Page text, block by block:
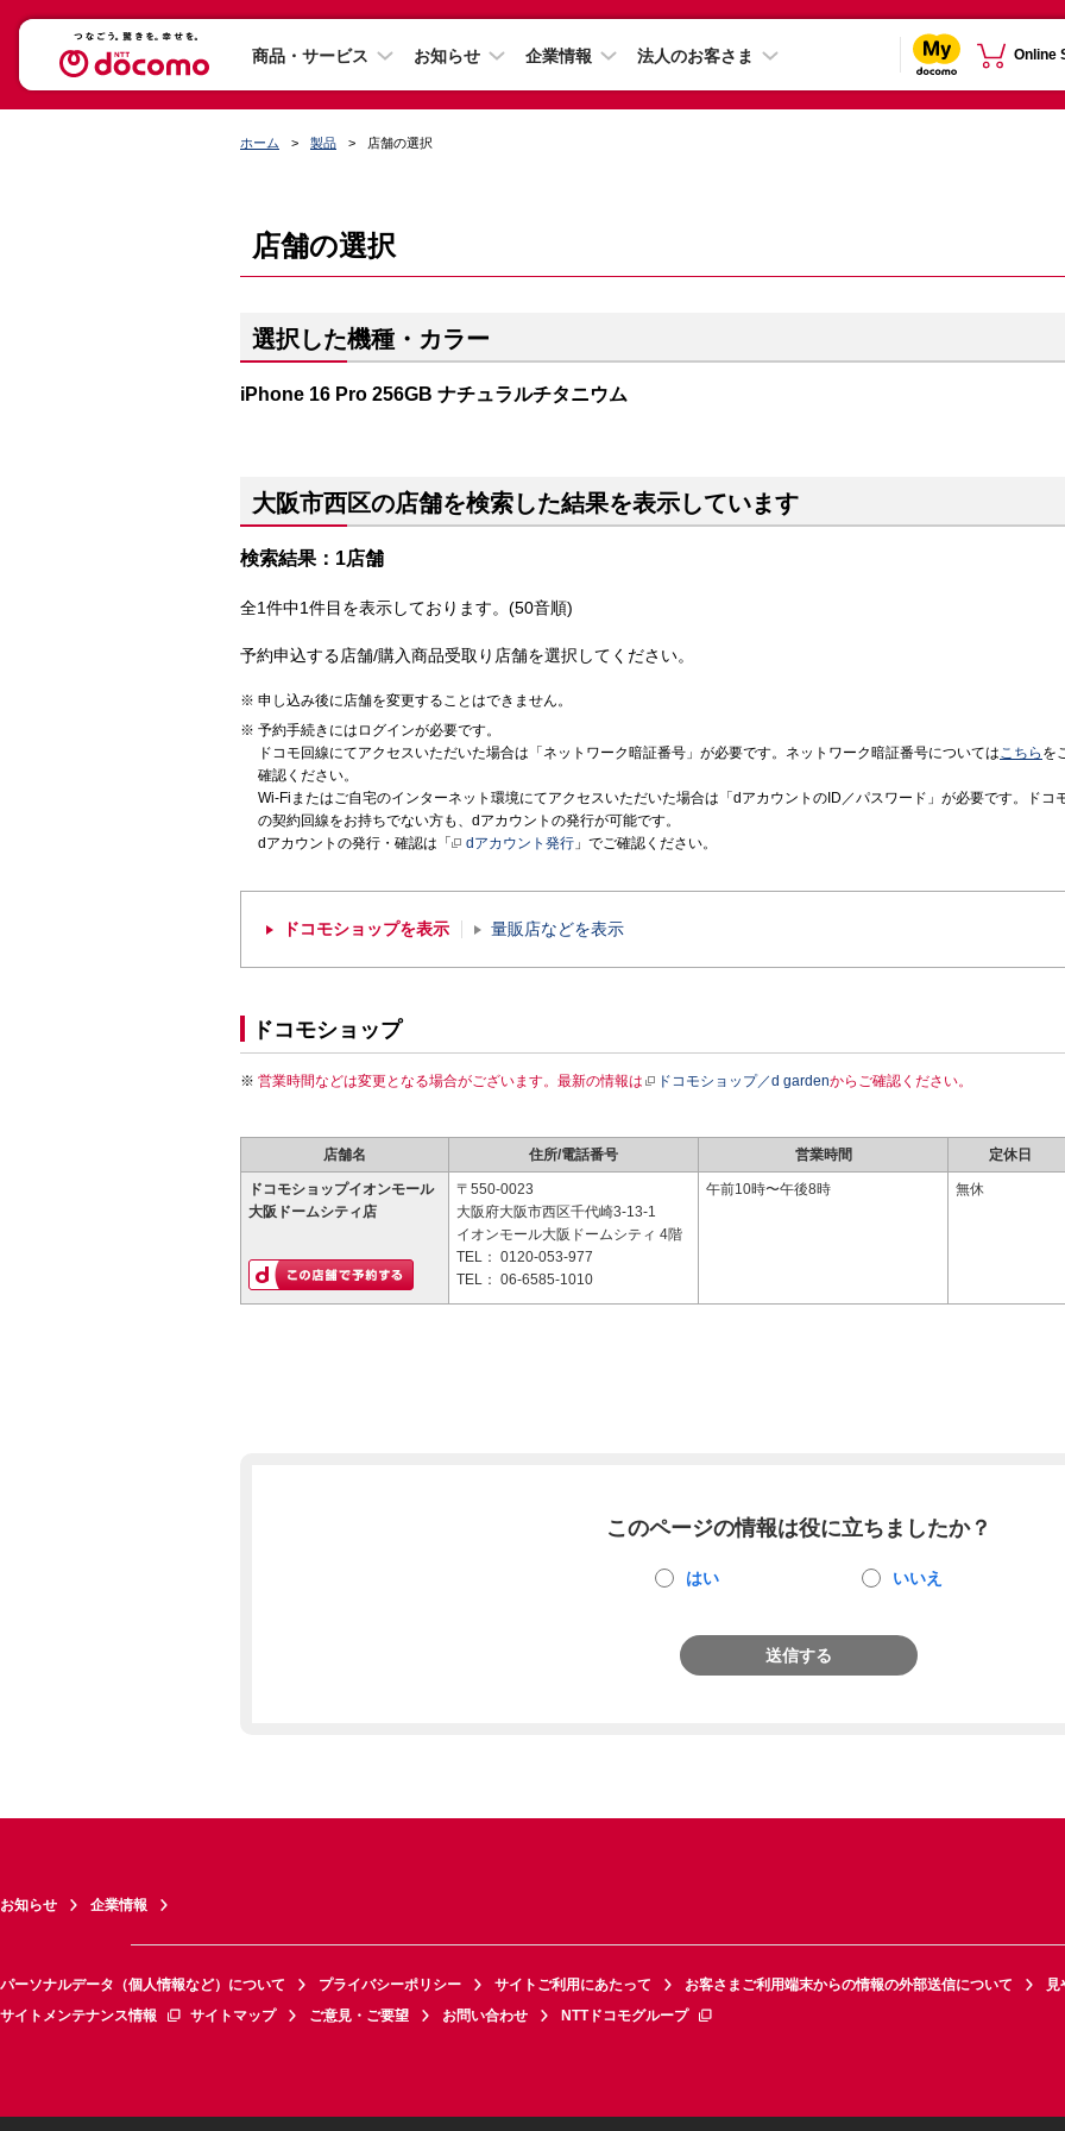
商品・サービス お知らせ 企業情報 法人のお客さま Online
ホーム 製品 店舗の選択
店舗の選択
選択した機種・カラー
iPhone 16 Pro 256GB ナチュラルチタニウム
大阪市西区の店舗を検索した結果を表示しています
検索結果：1店舗
全1件中1件目を表示しております。(50音順)
予約申込する店舗/購入商品受取り店舗を選択してください。
申し込み後に店舗を変更することはできません。
予約手続きにはログインが必要です。
ドコモ回線にてアクセスいただいた場合は「ネットワーク暗証番号」が必要です。ネットワーク暗証番号についてはこちら を
確認ください。
Wi-Fiまたはご自宅のインターネット環境にてアクセスいただいた場合は「dアカウントのID／パスワード」が必要です。ドコ
の契約回線をお持ちでない方も、dアカウントの発行が可能です。
dアカウントの発行・確認は「
dアカウント発行 」でご確認ください。
ドコモショップを表示 量販店などを表示
ドコモショップ
営業時間などは変更となる場合がございます。最新の情報は ドコモショップ／d gardenからご確認ください。
店舗名 住所/電話番号 営業時間 定休日
ドコモショップイオンモール
大阪ドームシティ店
〒550-0023
大阪府大阪市西区千代崎3-13-1
イオンモール大阪ドームシティ 4階
TEL： 0120-053-977
TEL： 06-6585-1010
午前10時〜午後8時 無休
このページの情報は役に立ちましたか？
はい いいえ
送信する
お知らせ 企業情報
パーソナルデータ（個人情報など）について プライバシーポリシー サイトご利用にあたって お客さまご利用端末からの情報の外部送信について
見
サイトメンテナンス情報
サイトマップ ご意見・ご要望 お問い合わせ NTTドコモグループ